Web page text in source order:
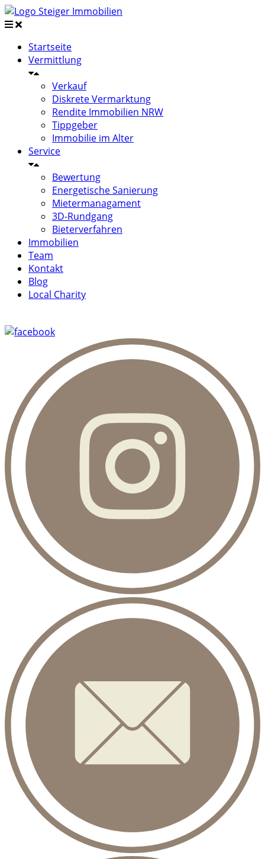
Startseite
Vermittlung
Verkauf
Diskrete Vermarktung
Rendite Immobilien NRW
Tippgeber
Immobilie im Alter
Service
Bewertung
Energetische Sanierung
Mietermanagament
3D-Rundgang
Bieterverfahren
Immobilien
Team
Kontakt
Blog
Local Charity